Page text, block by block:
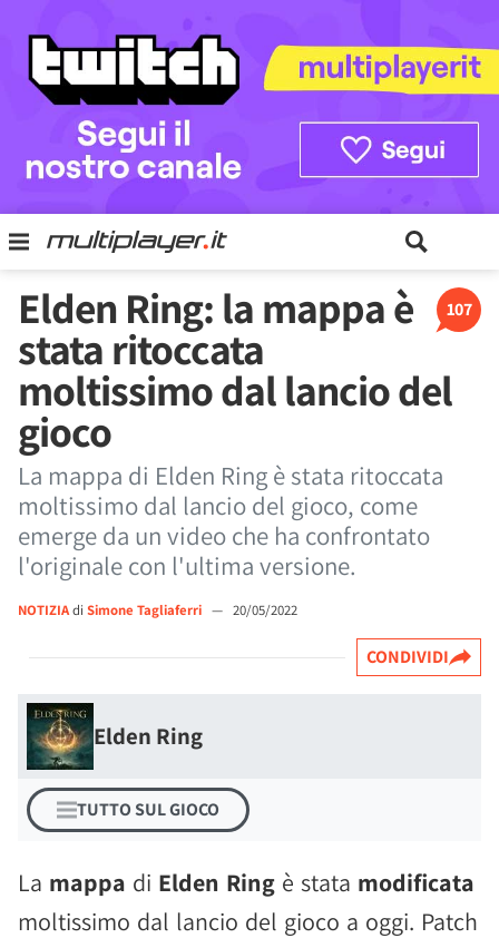
107
Elden Ring: la mappa è
stata ritoccata
moltissimo dal lancio del
gioco
La mappa di Elden Ring è stata ritoccata
moltissimo dal lancio del gioco, come
emerge da un video che ha confrontato
l'originale con l'ultima versione.
NOTIZIAdi Simone Tagliaferri — 20/05/2022
CONDIVIDI
Elden Ring
TUTTO SUL GIOCO
La mappa di Elden Ring è stata modificata
moltissimo dal lancio del gioco a oggi. Patch